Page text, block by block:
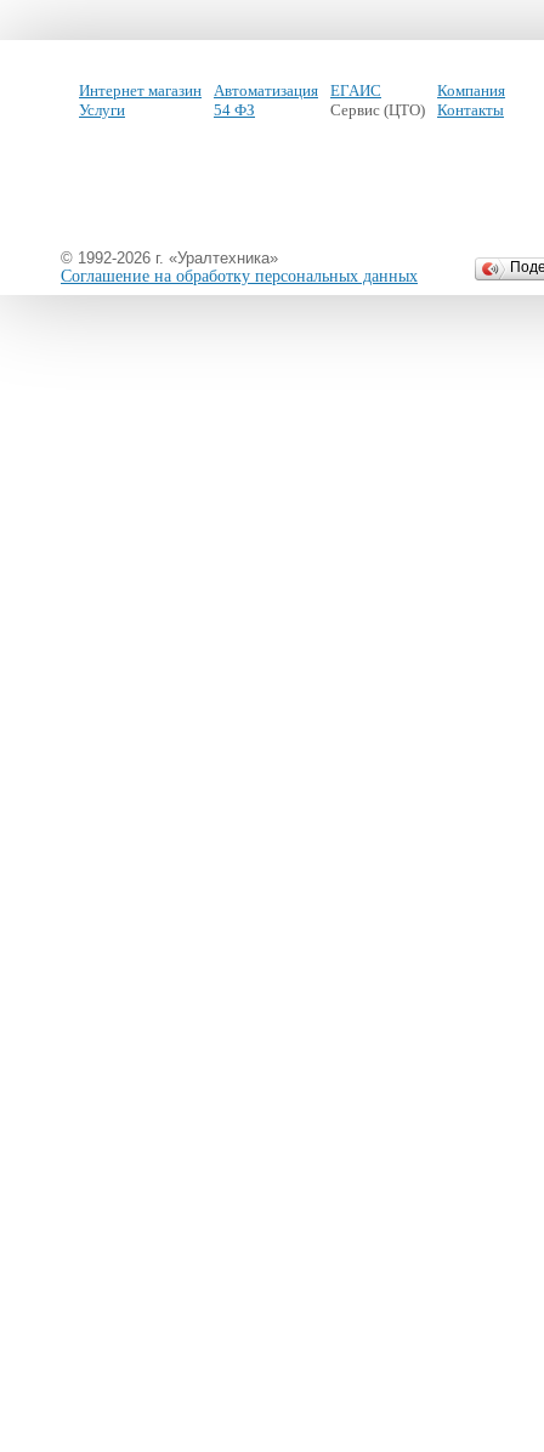
Интернет магазин
Услуги
Автоматизация
54 ФЗ
ЕГАИС
Сервис (ЦТО)
Компания
Контакты
© 1992-2026 г. «Уралтехника»
Соглашение на обработку персональных данных